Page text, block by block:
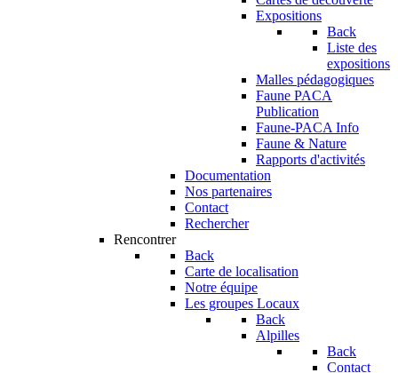
Expositions
Back
Liste des
expositions
Malles pédagogiques
Faune PACA
Publication
Faune-PACA Info
Faune & Nature
Rapports d'activités
Documentation
Nos partenaires
Contact
Rechercher
Rencontrer
Back
Carte de localisation
Notre équipe
Les groupes Locaux
Back
Alpilles
Back
Contact